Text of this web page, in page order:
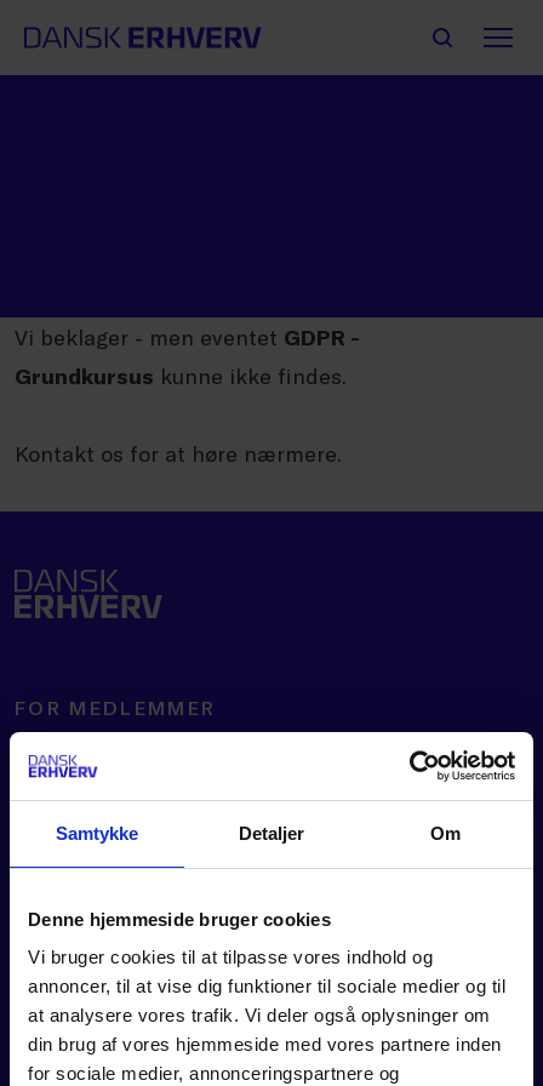
Samtykke Detaljer Om
Denne hjemmeside bruger cookies
Vi bruger cookies til at tilpasse vores indhold og
annoncer, til at vise dig funktioner til sociale medier og til
at analysere vores trafik. Vi deler også oplysninger om
din brug af vores hjemmeside med vores partnere inden
for sociale medier, annonceringspartnere og
Vi beklager - men eventet GDPR -
Grundkursus kunne ikke findes.
Kontakt os for at høre nærmere.
FOR MEDLEMMER
Rådgivning
Se vores webinarer
OM DANSK ERHVERV